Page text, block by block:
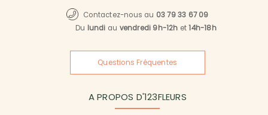
Contactez-nous au 03 79 33 67 09
Du lundi au vendredi 9h-12h et14h-18h
Questions Fréquentes
A PROPOS D'123FLEURS